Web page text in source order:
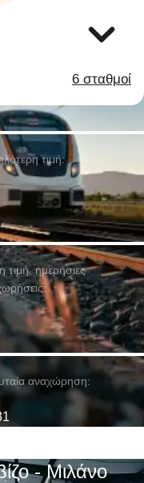
6 σταθμοί
τιμή:
τιμή. ημερήσιες
αναχώρηση:
- Μιλάνο